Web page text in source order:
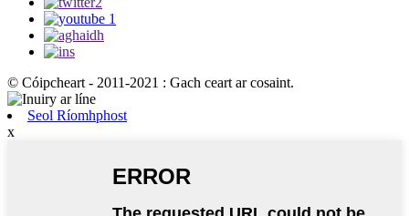
© Cóipcheart - 2011-2021 : Gach ceart ar cosaint.
Seol Ríomhphost
x